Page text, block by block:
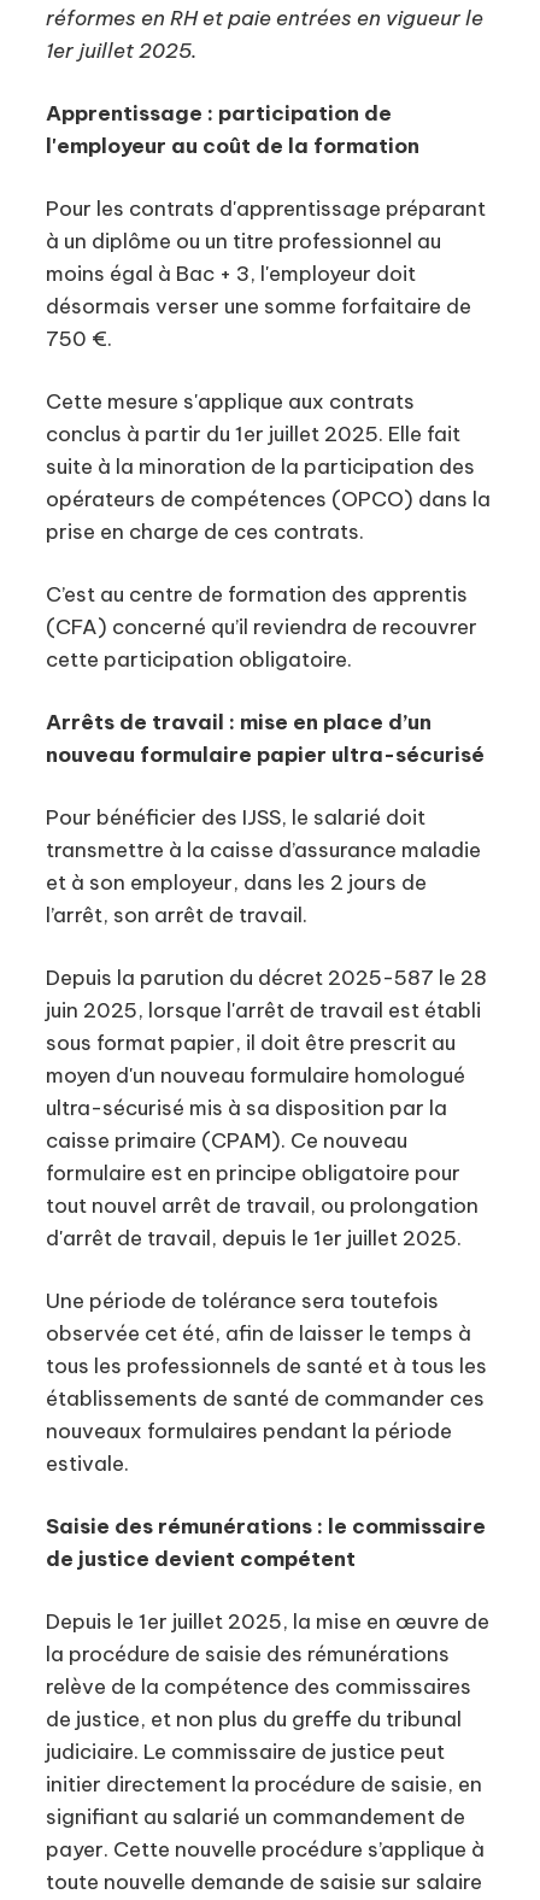
réformes en RH et paie entrées en vigueur le
1er juillet 2025.
Apprentissage : participation de
l'employeur au coût de la formation
Pour les contrats d'apprentissage préparant
à un diplôme ou un titre professionnel au
moins égal à Bac + 3, l'employeur doit
désormais verser une somme forfaitaire de
750 €.
Cette mesure s'applique aux contrats
conclus à partir du 1er juillet 2025. Elle fait
suite à la minoration de la participation des
opérateurs de compétences (OPCO) dans la
prise en charge de ces contrats.
C’est au centre de formation des apprentis
(CFA) concerné qu’il reviendra de recouvrer
cette participation obligatoire.
Arrêts de travail : mise en place d’un
nouveau formulaire papier ultra-sécurisé
Pour bénéficier des IJSS, le salarié doit
transmettre à la caisse d’assurance maladie
et à son employeur, dans les 2 jours de
l’arrêt, son arrêt de travail.
Depuis la parution du décret 2025-587 le 28
juin 2025, lorsque l'arrêt de travail est établi
sous format papier, il doit être prescrit au
moyen d'un nouveau formulaire homologué
ultra-sécurisé mis à sa disposition par la
caisse primaire (CPAM). Ce nouveau
formulaire est en principe obligatoire pour
tout nouvel arrêt de travail, ou prolongation
d'arrêt de travail, depuis le 1er juillet 2025.
Une période de tolérance sera toutefois
observée cet été, afin de laisser le temps à
tous les professionnels de santé et à tous les
établissements de santé de commander ces
nouveaux formulaires pendant la période
estivale.
Saisie des rémunérations : le commissaire
de justice devient compétent
Depuis le 1er juillet 2025, la mise en œuvre de
la procédure de saisie des rémunérations
relève de la compétence des commissaires
de justice, et non plus du greffe du tribunal
judiciaire. Le commissaire de justice peut
initier directement la procédure de saisie, en
signifiant au salarié un commandement de
payer. Cette nouvelle procédure s’applique à
toute nouvelle demande de saisie sur salaire